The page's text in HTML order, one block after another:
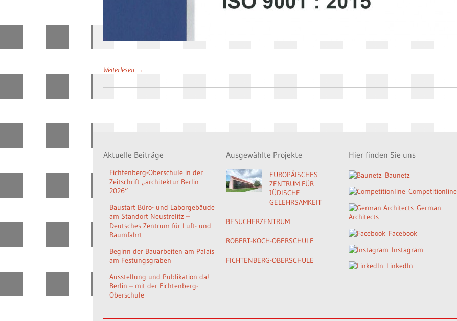
Weiterlesen →
Aktuelle Beiträge
Fichtenberg-Oberschule in der
Zeitschrift „architektur Berlin
2026“
Baustart Büro- und Laborgebäude
am Standort Neustrelitz –
Deutsches Zentrum für Luft- und
Raumfahrt
Beginn der Bauarbeiten am Palais
am Festungsgraben
Ausstellung und Publikation da!
Berlin – mit der Fichtenberg-
Oberschule
Ausgewählte Projekte
EUROPÄISCHES
ZENTRUM FÜR
JÜDISCHE
GELEHRSAMKEIT
BESUCHERZENTRUM
ROBERT-KOCH-OBERSCHULE
FICHTENBERG-OBERSCHULE
Hier finden Sie uns
Baunetz
Competitionline
German
Architects
Facebook
Instagram
LinkedIn